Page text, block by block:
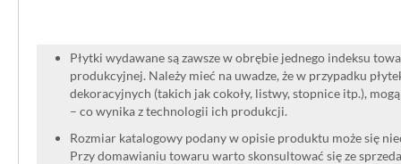
Płytki wydawane są zawsze w obrębie jednego indeksu
produkcyjnej. Należy mieć na uwadze, że w przypadku
dekoracyjnych (takich jak cokoły, listwy, stopnice itp.),
– co wynika z technologii ich produkcji.
Rozmiar katalogowy podany w opisie produktu może się
Przy domawianiu towaru warto skonsultować się ze